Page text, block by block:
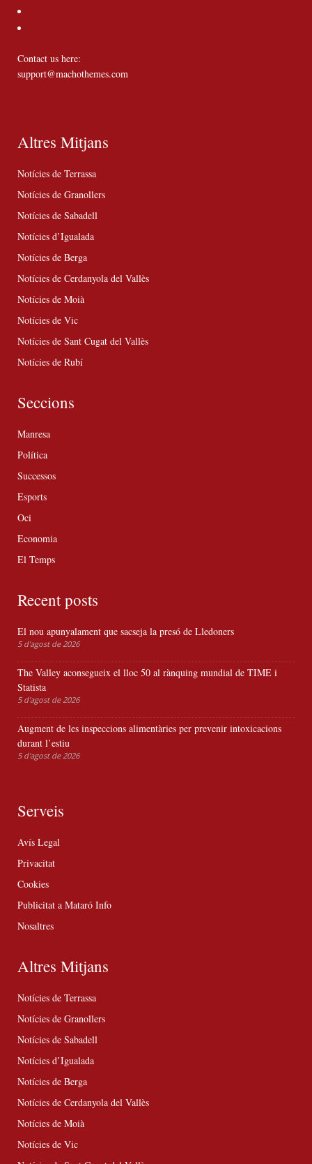
Contact us here:
support@machothemes.com
Altres Mitjans
Notícies de Terrassa
Notícies de Granollers
Notícies de Sabadell
Notícies d’Igualada
Notícies de Berga
Notícies de Cerdanyola del Vallès
Notícies de Moià
Notícies de Vic
Notícies de Sant Cugat del Vallès
Notícies de Rubí
Seccions
Manresa
Política
Successos
Esports
Oci
Economia
El Temps
Recent posts
El nou apunyalament que sacseja la presó de Lledoners
5 d'agost de 2026
The Valley aconsegueix el lloc 50 al rànquing mundial de TIME i
Statista
5 d'agost de 2026
Augment de les inspeccions alimentàries per prevenir intoxicacions
durant l’estiu
5 d'agost de 2026
Serveis
Avís Legal
Privacitat
Cookies
Publicitat a Mataró Info
Nosaltres
Altres Mitjans
Notícies de Terrassa
Notícies de Granollers
Notícies de Sabadell
Notícies d’Igualada
Notícies de Berga
Notícies de Cerdanyola del Vallès
Notícies de Moià
Notícies de Vic